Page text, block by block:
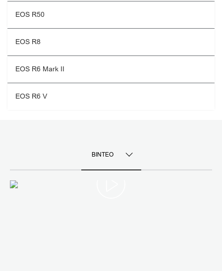
EOS R50
EOS R8
EOS R6 Mark II
EOS R6 V
ΒΊΝΤΕΟ